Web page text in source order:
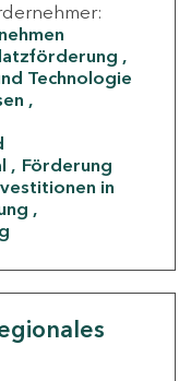
Technologie
Förderung
in